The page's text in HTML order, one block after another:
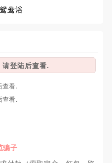
鸯浴
登陆后查看.
查看.
查看.
骗子